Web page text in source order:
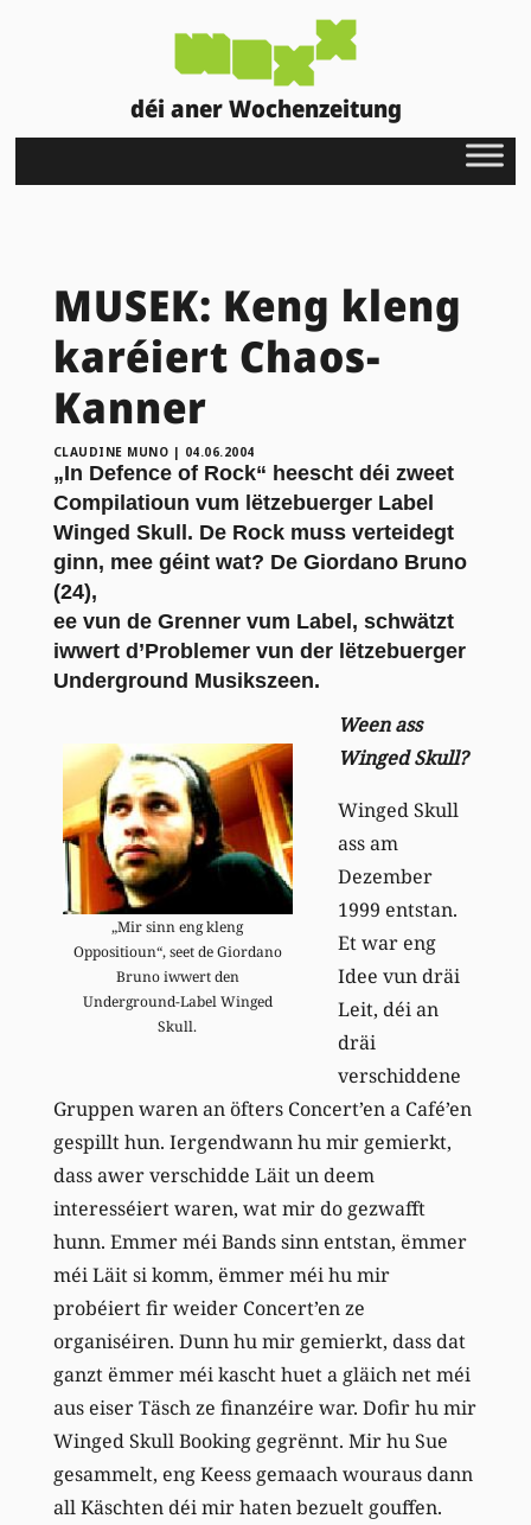
déi aner Wochenzeitung
MUSEK: Keng kleng
karéiert Chaos-
Kanner
CLAUDINE MUNO | 04.06.2004
„In Defence of Rock“ heescht déi zweet
Compilatioun vum lëtzebuerger Label
Winged Skull. De Rock muss verteidegt
ginn, mee géint wat? De Giordano Bruno
(24),
ee vun de Grenner vum Label, schwätzt
iwwert d’Problemer vun der lëtzebuerger
Underground Musikszeen.
„Mir sinn eng kleng
Oppositioun“, seet de Giordano
Bruno iwwert den
Underground-Label Winged
Skull.
Ween ass
Winged Skull?
Winged Skull
ass am
Dezember
1999 entstan.
Et war eng
Idee vun dräi
Leit, déi an
dräi
verschiddene
Gruppen waren an öfters Concert’en a Café’en
gespillt hun. Iergendwann hu mir gemierkt,
dass awer verschidde Läit un deem
interesséiert waren, wat mir do gezwafft
hunn. Emmer méi Bands sinn entstan, ëmmer
méi Läit si komm, ëmmer méi hu mir
probéiert fir weider Concert’en ze
organiséiren. Dunn hu mir gemierkt, dass dat
ganzt ëmmer méi kascht huet a gläich net méi
aus eiser Täsch ze finanzéire war. Dofir hu mir
Winged Skull Booking gegrënnt. Mir hu Sue
gesammelt, eng Keess gemaach wouraus dann
all Käschten déi mir haten bezuelt gouffen.